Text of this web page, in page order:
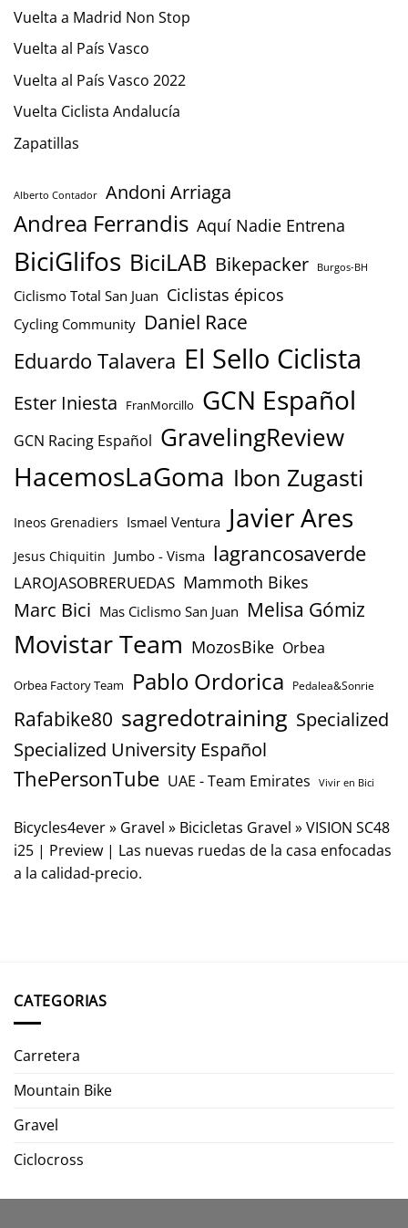
Vuelta a Madrid Non Stop
Vuelta al País Vasco
Vuelta al País Vasco 2022
Vuelta Ciclista Andalucía
Zapatillas
Alberto Contador Andoni Arriaga
Andrea Ferrandis Aquí Nadie Entrena
BiciGlifos BiciLAB Bikepacker Burgos-BH
Ciclismo Total San Juan Ciclistas épicos
Cycling Community Daniel Race
Eduardo Talavera El Sello Ciclista
Ester Iniesta FranMorcillo GCN Español
GCN Racing Español GravelingReview
HacemosLaGoma Ibon Zugasti
Ineos Grenadiers Ismael Ventura Javier Ares
Jesus Chiquitin Jumbo - Visma lagrancosaverde
LAROJASOBRERUEDAS Mammoth Bikes
Marc Bici Mas Ciclismo San Juan Melisa Gómiz
Movistar Team MozosBike Orbea
Orbea Factory Team Pablo Ordorica Pedalea&Sonrie
Rafabike80 sagredotraining Specialized
Specialized University Español
ThePersonTube UAE - Team Emirates Vivir en Bici
Bicycles4ever» Gravel » Bicicletas Gravel »VISION SC48
i25 | Preview | Las nuevas ruedas de la casa enfocadas
a la calidad-precio.
CATEGORIAS
Carretera
Mountain Bike
Gravel
Ciclocross